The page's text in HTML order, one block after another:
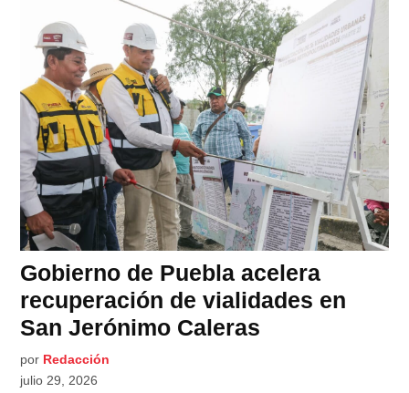
Gobierno de Puebla acelera
recuperación de vialidades en
San Jerónimo Caleras
por Redacción
julio 29, 2026